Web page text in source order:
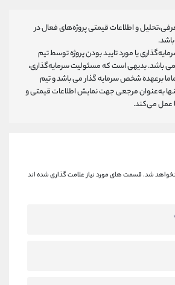
و اطلاعات قیمتی پروژه‌های فعال در
یا مورد تایید بودن پروژه توسط تیم
باشد. بدیهی است که مسئولیت سرمایه‌گذاری،
برعهده شخص سرمایه گذار می باشد و تیم
به‌عنوان مرجعی جهت نمایش اطلاعات قیمتی و
عمل می‌کند.
شد.قسمت های مورد نیاز علامت گذاری شده اند